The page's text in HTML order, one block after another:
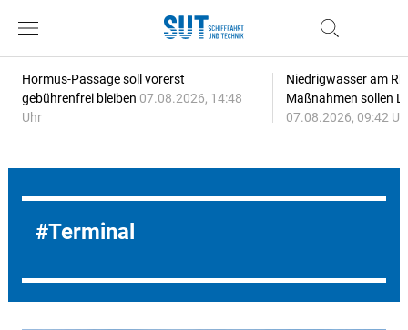
Hormus-Passage soll vorerst
gebührenfrei bleiben 07.08.2026, 14:48
Uhr
Niedrigwasser am
Maßnahmen sollen
07.08.2026, 09:42
Terminal